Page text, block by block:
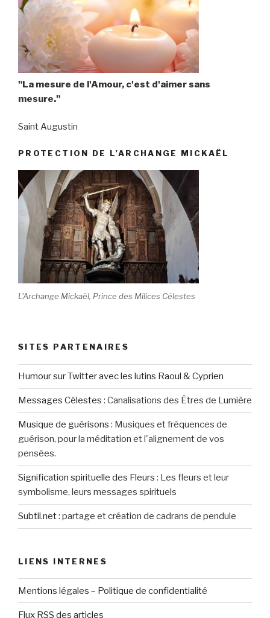
"La mesure de l'Amour, c'est d'aimer sans
mesure."
Saint Augustin
PROTECTION DE L’ARCHANGE MICKAËL
L'Archange Mickaël, Prince des Milices Célestes
SITES PARTENAIRES
Humour sur Twitter avec les lutins Raoul & Cyprien
Messages Célestes : Canalisations des Êtres de Lumière
Musique de guérisons : Musiques et fréquences de
guérison, pour la méditation et l'alignement de vos
pensées.
Signification spirituelle des Fleurs : Les fleurs et leur
symbolisme, leurs messages spirituels
Subtil.net: partage et création de cadrans de pendule
LIENS INTERNES
Mentions légales – Politique de confidentialité
Flux RSS des articles